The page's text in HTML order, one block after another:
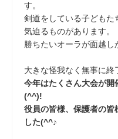
す。
剣道をしている子ども
気迫るものがあります。
勝ちたいオーラが面越し
大きな怪我なく無事に終
今年はたくさん大会が
(^^)!
役員の皆様、保護者の
した(^^♪